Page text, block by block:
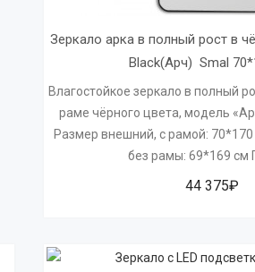
Зеркало арка в полный рост в
Black(Арч)  Smal
Влагостойкое зеркало в полный
раме чёрного цвета, модель
Размер внешний, с рамой:
без рамы: 69*169 см
44 375₽